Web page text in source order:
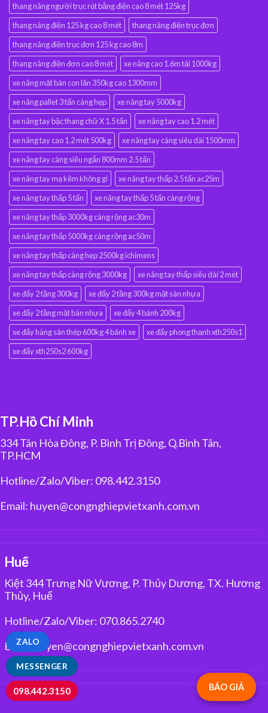
thang nâng người trục rút bằng điện cao 8 mét 125kg
thang nâng điện 125 kg cao 8 mét
thang nâng điện trục đơn
thang nâng điện trục đơn 125 kg cao 8m
thang nâng điện đơn cao 8 mét
xe nâng cao 1.6m tải 1000kg
xe nâng mặt bàn con lăn 350kg cao 1300mm
xe nâng pallet 3 tấn càng hẹp
xe nâng tay 5000kg
xe nâng tay bậc thang chữ X 1.5 tấn
xe nâng tay cao 1.2 mét
xe nâng tay cao 1.2 mét 500kg
xe nâng tay càng siêu dài 1500mm
xe nâng tay càng siêu ngắn 800mm 2.5 tấn
xe nâng tay mạ kẽm không gỉ
xe nâng tay thấp 2.5 tấn ac25m
xe nâng tay thấp 5 tấn
xe nâng tay thấp 5 tấn càng rộng
xe nâng tay thấp 3000kg càng rộng ac30m
xe nâng tay thấp 5000kg càng rộng ac50m
xe nâng tay thấp càng hẹp 2500kg ichimens
xe nâng tay thấp càng rộng 3000kg
xe nâng tay thấp siêu dài 2 mét
xe đẩy 2 tầng 300kg
xe đẩy 2 tầng 300kg mặt sàn nhựa
xe đẩy 2 tầng mặt bàn nhựa
xe đẩy 4 bánh 200kg
xe đẩy hàng sàn thép 600kg 4 bánh xe
xe đẩy phong thạnh xth250s1
xe đẩy xth250s2 600kg
TP.Hồ Chí Minh
334 Tân Hòa Đông, P. Bình Trị Đông, Q.Bình Tân,
TP.HCM
Hotline/Zalo/Viber: 098.442.3150
Email: huyen@congnghiepvietxanh.com.vn
Huế
Kiệt 344 Trưng Nữ Vương, P. Thủy Dương, TX. Hương
Thủy, Huế
Hotline/Zalo/Viber: 070.865.2740
Email: huyen@congnghiepvietxanh.com.vn
BÁO GIÁ
MESSENGER
ZALO
098.442.3150